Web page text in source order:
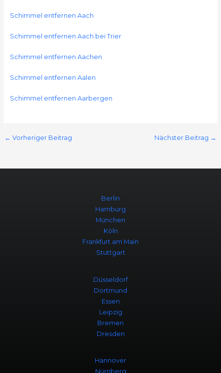
Schimmel entfernen Aach
Schimmel entfernen Aach bei Trier
Schimmel entfernen Aachen
Schimmel entfernen Aalen
Schimmel entfernen Aarbergen
← Vorheriger Beitrag Nächster Beitrag →
Berlin
Hamburg
München
Köln
Frankfurt am Main
Stuttgart
Düsseldorf
Dortmund
Essen
Leipzig
Bremen
Dresden
Hannover
Nürnberg